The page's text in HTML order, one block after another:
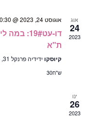
אוג
24
2023
אוגוסט 24, 2023 @ 20:30
דו-
ת"א
קיוסקו ידידיה פרנקל 31, תל אביב
ש"ח30
ינו
26
2023